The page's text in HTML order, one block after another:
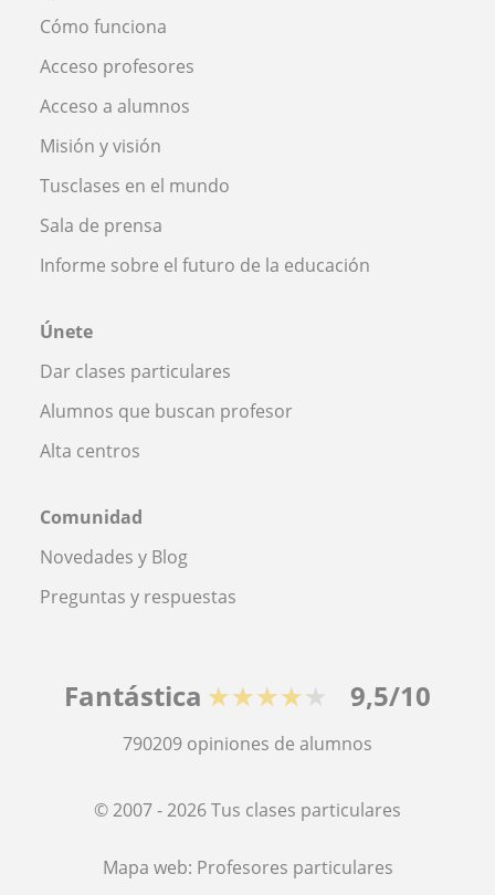
Cómo funciona
Acceso profesores
Acceso a alumnos
Misión y visión
Tusclases en el mundo
Sala de prensa
Informe sobre el futuro de la educación
Únete
Dar clases particulares
Alumnos que buscan profesor
Alta centros
Comunidad
Novedades y Blog
Preguntas y respuestas
Fantástica ★★★★★ 9,5/10
790209 opiniones de alumnos
© 2007 - 2026 Tus clases particulares
Mapa web: Profesores particulares